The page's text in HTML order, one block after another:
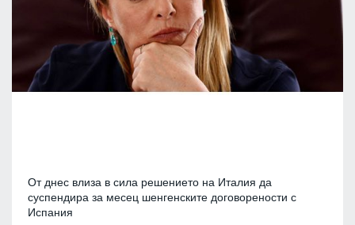
От днес влиза в сила решението на Италия да
суспендира за месец шенгенските договорености с
Испания